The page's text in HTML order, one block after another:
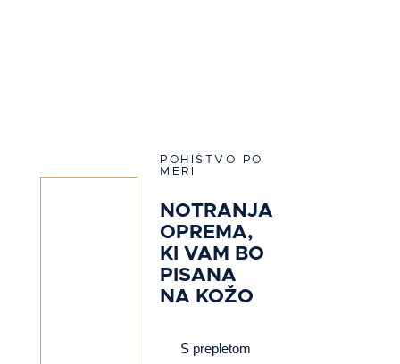
POHIŠTVO PO
MERI
NOTRANJA
OPREMA,
KI VAM BO
PISANA
NA KOŽO
S prepletom